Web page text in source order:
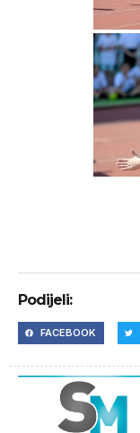
Podijeli:
FACEBOOK